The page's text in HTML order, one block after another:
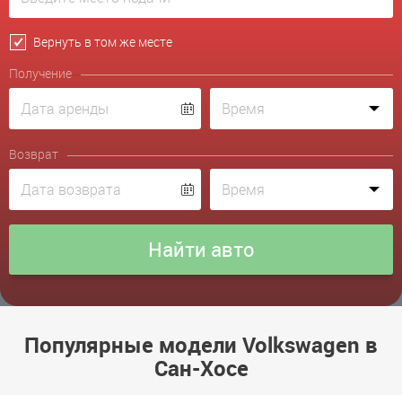
Вернуть в том же месте
Получение
Возврат
Популярные модели Volkswagen в
Сан-Хосе